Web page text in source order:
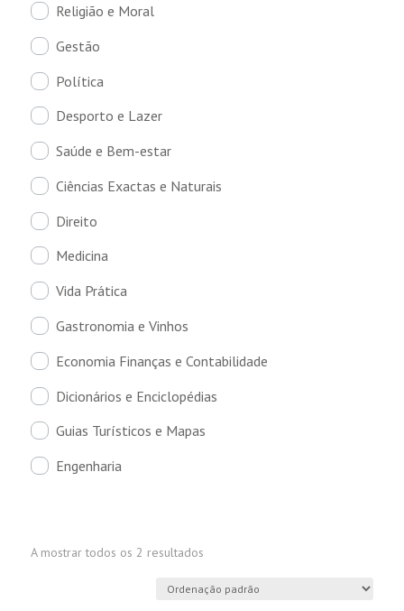
Religião e Moral
Gestão
Política
Desporto e Lazer
Saúde e Bem-estar
Ciências Exactas e Naturais
Direito
Medicina
Vida Prática
Gastronomia e Vinhos
Economia Finanças e Contabilidade
Dicionários e Enciclopédias
Guias Turísticos e Mapas
Engenharia
A mostrar todos os 2 resultados